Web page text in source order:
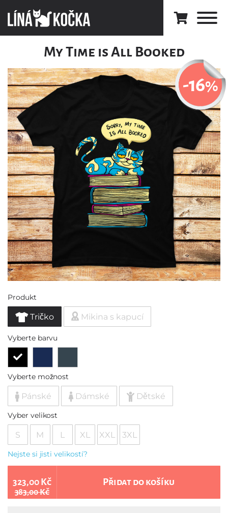
My Time is All Booked
-16%
Produkt
Tričko Mikina s kapucí
Vyberte barvu
Vyberte možnost
Pánské Dámské Dětské
Vyber velikost
S M L XL XXL 3XL
Nejste si jisti velikostí?
323,00 Kč
383,00 Kč
Přidat do košíku